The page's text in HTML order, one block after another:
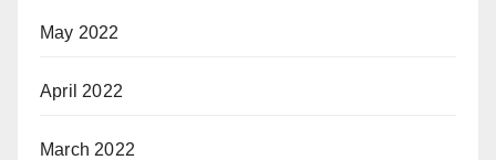
May 2022
April 2022
March 2022